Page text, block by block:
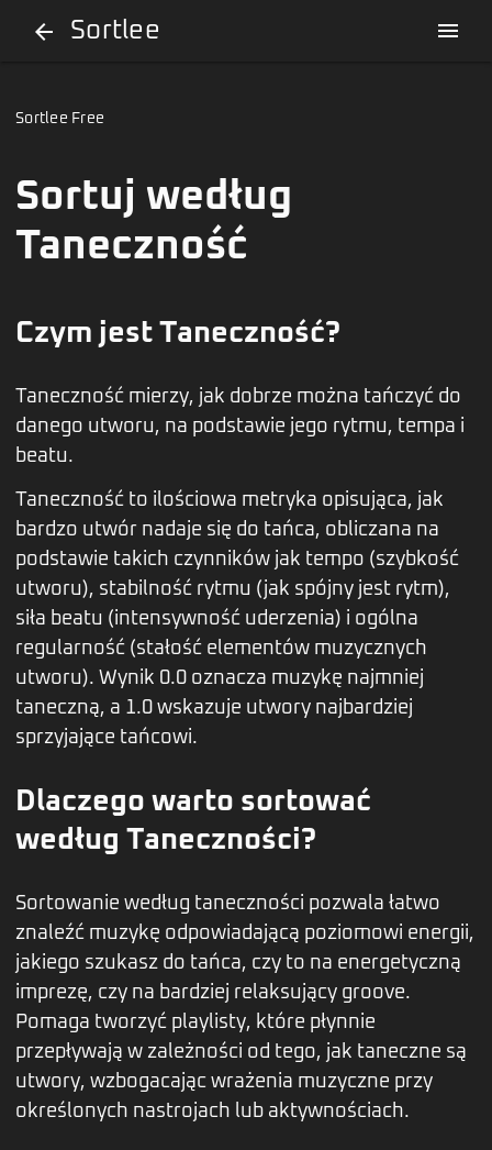
arrow_back Sortlee menu
Sortlee Free
Sortuj według
Taneczność
Czym jest Taneczność?
Taneczność mierzy, jak dobrze można tańczyć do
danego utworu, na podstawie jego rytmu, tempa i
beatu.
Taneczność to ilościowa metryka opisująca, jak
bardzo utwór nadaje się do tańca, obliczana na
podstawie takich czynników jak tempo (szybkość
utworu), stabilność rytmu (jak spójny jest rytm),
siła beatu (intensywność uderzenia) i ogólna
regularność (stałość elementów muzycznych
utworu). Wynik 0.0 oznacza muzykę najmniej
taneczną, a 1.0 wskazuje utwory najbardziej
sprzyjające tańcowi.
Dlaczego warto sortować
według Taneczności?
Sortowanie według taneczności pozwala łatwo
znaleźć muzykę odpowiadającą poziomowi energii,
jakiego szukasz do tańca, czy to na energetyczną
imprezę, czy na bardziej relaksujący groove.
Pomaga tworzyć playlisty, które płynnie
przepływają w zależności od tego, jak taneczne są
utwory, wzbogacając wrażenia muzyczne przy
określonych nastrojach lub aktywnościach.